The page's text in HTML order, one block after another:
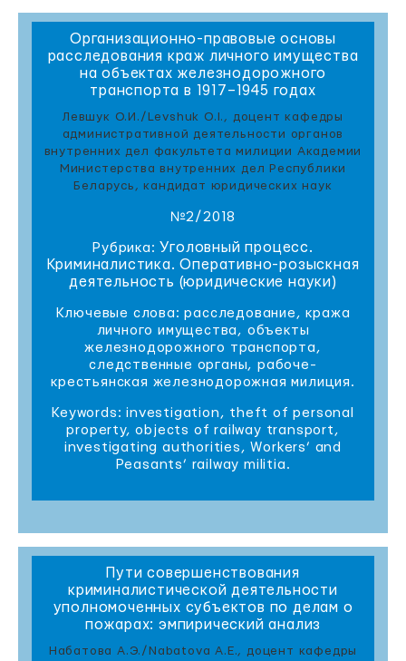
Организационно-правовые основы
расследования краж личного имущества
на объектах железнодорожного
транспорта в 1917–1945 годах
Левшук О.И./Levshuk O.I., доцент кафедры
административной деятельности органов
внутренних дел факультета милиции Академии
Министерства внутренних дел Республики
Беларусь, кандидат юридических наук
№2/2018
Рубрика: Уголовный процесс.
Криминалистика. Оперативно-розыскная
деятельность (юридические науки)
Ключевые слова: расследование, кража
личного имущества, объекты
железнодорожного транспорта,
следственные органы, рабоче-
крестьянская железнодорожная милиция.
Keywords: investigation, theft of personal
property, objects of railway transport,
investigating authorities, Workers’ and
Peasants’ railway militia.
Пути совершенствования
криминалистической деятельности
уполномоченных субъектов по делам о
пожарах: эмпирический анализ
Набатова А.Э./Nabatova A.Е., доцент кафедры